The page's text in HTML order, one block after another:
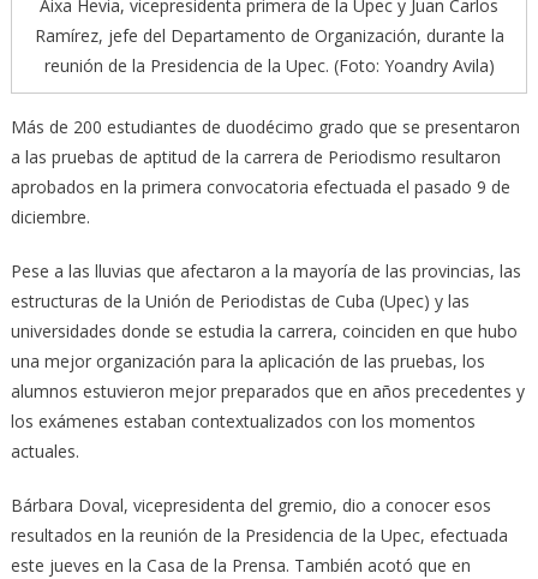
Aixa Hevia, vicepresidenta primera de la Upec y Juan Carlos
Ramírez, jefe del Departamento de Organización, durante la
reunión de la Presidencia de la Upec. (Foto: Yoandry Avila)
Más de 200 estudiantes de duodécimo grado que se presentaron
a las pruebas de aptitud de la carrera de Periodismo resultaron
aprobados en la primera convocatoria efectuada el pasado 9 de
diciembre.
Pese a las lluvias que afectaron a la mayoría de las provincias, las
estructuras de la Unión de Periodistas de Cuba (Upec) y las
universidades donde se estudia la carrera, coinciden en que hubo
una mejor organización para la aplicación de las pruebas, los
alumnos estuvieron mejor preparados que en años precedentes y
los exámenes estaban contextualizados con los momentos
actuales.
Bárbara Doval, vicepresidenta del gremio, dio a conocer esos
resultados en la reunión de la Presidencia de la Upec, efectuada
este jueves en la Casa de la Prensa. También acotó que en